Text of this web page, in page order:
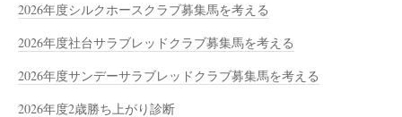
2026年度シルクホースクラブ募集馬を考える
2026年度社台サラブレッドクラブ募集馬を考える
2026年度サンデーサラブレッドクラブ募集馬を考える
2026年度2歳勝ち上がり診断